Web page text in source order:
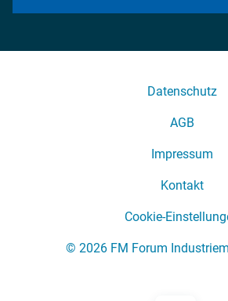
Datenschutz
AGB
Impressum
Kontakt
Cookie-
© 2026 FM Forum